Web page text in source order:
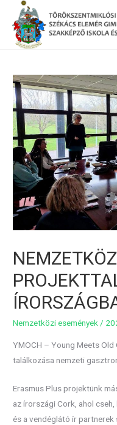
Nemzetközi események /
YMOCH – Young Meets Old
találkozása nemzeti
Erasmus Plus projektünk
az írországi Cork, ahol
és a vendéglátó ír